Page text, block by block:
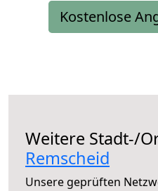
Kostenlose
Weitere Stadt-/
Remscheid
Unsere geprüften